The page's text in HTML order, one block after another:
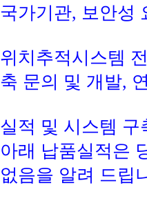
국가기관, 보안성
위치추적시스템
축 문의 및 개발,
실적 및 시스템 구
아래 납품실적은
없음을 알려 드립